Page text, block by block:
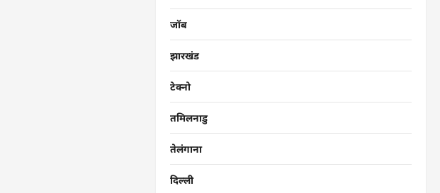
जॉब
झारखंड
टेक्नो
तमिलनाडु
तेलंगाना
दिल्ली